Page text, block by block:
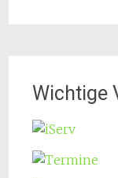
Wichtige